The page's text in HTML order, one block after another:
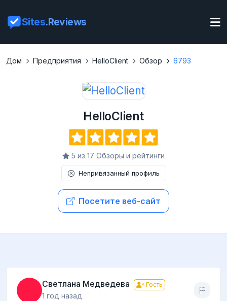
Sites.Reviews
Дом Предприятия HelloClient Обзор 6793
HelloClient
5 из 17 Обзоры и рейтинги
Непривязанный профиль
Посетите веб-сайт
Светлана Медведева Гость
1 год назад